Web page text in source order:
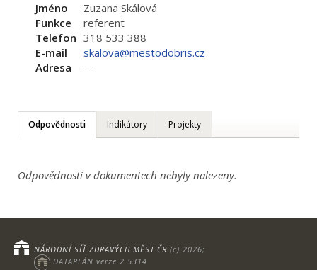
Jméno
Zuzana Skálová
Funkce
referent
Telefon 318 533 388
E-mail
skalova@mestodobris.cz
Adresa
--
Odpovědnosti Indikátory Projekty
Odpovědnosti v dokumentech nebyly nalezeny.
NÁRODNÍ SÍŤ ZDRAVÝCH MĚST ČR (c) 2026;
DATAPLÁN verze 2.5314